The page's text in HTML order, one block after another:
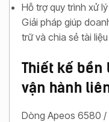
Hỗ trợ quy trình xử
Giải pháp giúp
trữ và chia sẻ tài
Thiết kế bền
vận hành
Dòng Apeos 6580